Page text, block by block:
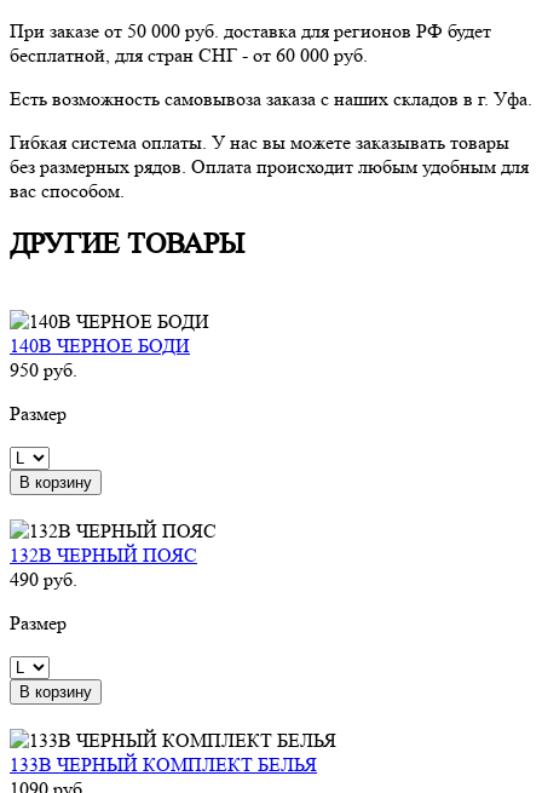
При заказе от 50 000 руб. доставка для регионов РФ будет
бесплатной, для стран СНГ - от 60 000 руб.
Есть возможность самовывоза заказа с наших складов в г. Уфа.
Гибкая система оплаты. У нас вы можете заказывать товары
без размерных рядов. Оплата происходит любым удобным для
вас способом.
ДРУГИЕ ТОВАРЫ
140B ЧЕРНОЕ БОДИ
950 руб.
Размер
В корзину
132B ЧЕРНЫЙ ПОЯС
490 руб.
Размер
В корзину
133B ЧЕРНЫЙ КОМПЛЕКТ БЕЛЬЯ
1090 руб.